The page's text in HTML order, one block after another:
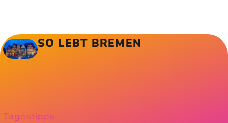
SO LEBT BREMEN
Tagestipps